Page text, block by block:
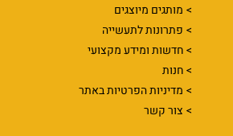
מותגים מיוצגים
פתרונות לתעשייה
חדשות ומידע מקצועי
חנות
מדיניות הפרטיות באתר
צור קשר